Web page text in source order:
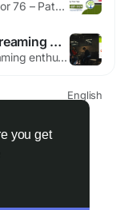
you get
If you are seeing Legacy Family Tree Error 76 – Path Not Found, don’t worry. This is a common issue that usually occurs when the software cannot locate a required file or folder. In this guide, we’ll explain why Legacy Family Tree Error 76 happens and how you can fix it quickly. What Is Legacy Family Tree Error 76? Legacy Family Tree is a popular genealogy program used to...
VPNs for Netflix – Top Picks for Streaming Access
Top VPNs for Netflix Stream Many streaming enthusiasts face restrictions on Netflix content, as numerous titles are only accessible in specific countries and often blocked outside those regions. To bypass these geo-restrictions, users turn to virtual private networks (VPNs), which mask their location and allow access to international libraries. However, Netflix has become adept at detecting...
English